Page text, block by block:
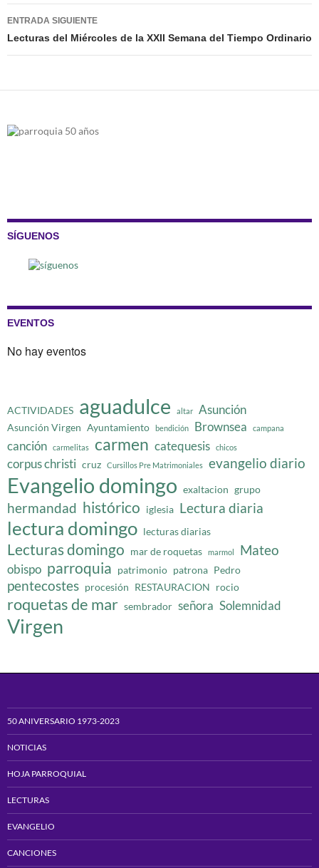
entradas
ENTRADA SIGUIENTE
Lecturas del Miércoles de la XXII Semana del Tiempo Ordinario
SÍGUENOS
EVENTOS
No hay eventos
ACTIVIDADES aguadulce altar Asunción
Asunción Virgen Ayuntamiento bendición Brownsea campana
canción carmelitas carmen catequesis chicos
corpus christi cruz Cursillos Pre Matrimoniales evangelio diario
Evangelio domingo exaltacion grupo
hermandad histórico iglesia Lectura diaria
lectura domingo lecturas diarias
Lecturas domingo mar de roquetas marmol Mateo
obispo parroquia patrimonio patrona Pedro
pentecostes procesión RESTAURACION rocio
roquetas de mar sembrador señora Solemnidad
Virgen
50 ANIVERSARIO 1973-2023
NOTICIAS
HOJA PARROQUIAL
LECTURAS
EVANGELIO
CANCIONES